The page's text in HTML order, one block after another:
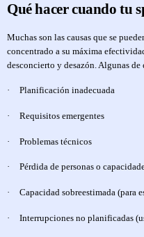
Qué hacer cuando tu
Muchas son las causas que se
concentrado a su máxima
desconcierto y desazón. Algunas de
· Planificación inadecuada
· Requisitos emergentes
· Problemas técnicos
· Pérdida de personas o
· Capacidad sobreestimada (para
· Interrupciones no planificadas